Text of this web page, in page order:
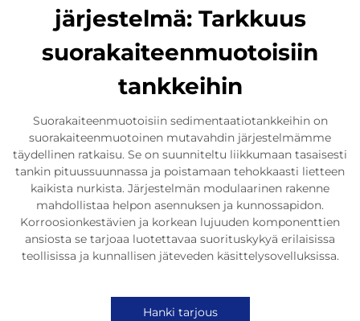
järjestelmä: Tarkkuus
suorakaiteenmuotoisiin
tankkeihin
Suorakaiteenmuotoisiin sedimentaatiotankkeihin on
suorakaiteenmuotoinen mutavahdin järjestelmämme
täydellinen ratkaisu. Se on suunniteltu liikkumaan tasaisesti
tankin pituussuunnassa ja poistamaan tehokkaasti lietteen
kaikista nurkista. Järjestelmän modulaarinen rakenne
mahdollistaa helpon asennuksen ja kunnossapidon.
Korroosionkestävien ja korkean lujuuden komponenttien
ansiosta se tarjoaa luotettavaa suorituskykyä erilaisissa
teollisissa ja kunnallisen jäteveden käsittelysovelluksissa.
Hanki tarjous